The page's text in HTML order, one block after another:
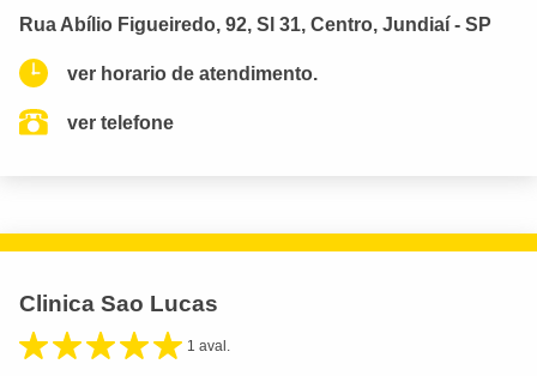
Rua Abílio Figueiredo, 92, Sl 31, Centro, Jundiaí - SP
ver horario de atendimento.
ver telefone
Clinica Sao Lucas
1 aval.